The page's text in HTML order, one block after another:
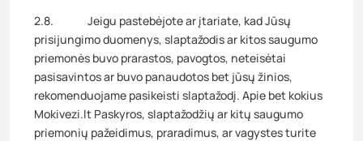
2.8. Jeigu pastebėjote ar įtariate, kad Jūsų
prisijungimo duomenys, slaptažodis ar kitos saugumo
priemonės buvo prarastos, pavogtos, neteisėtai
pasisavintos ar buvo panaudotos bet jūsų žinios,
rekomenduojame pasikeisti slaptažodį. Apie bet kokius
Mokivezi.lt Paskyros, slaptažodžių ar kitų saugumo
priemonių pažeidimus, praradimus, ar vagystes turite